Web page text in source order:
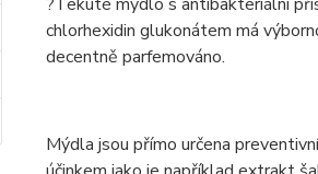
chlorhexidin glukonátem má
decentně parfemováno.
Mýdla jsou přímo určena